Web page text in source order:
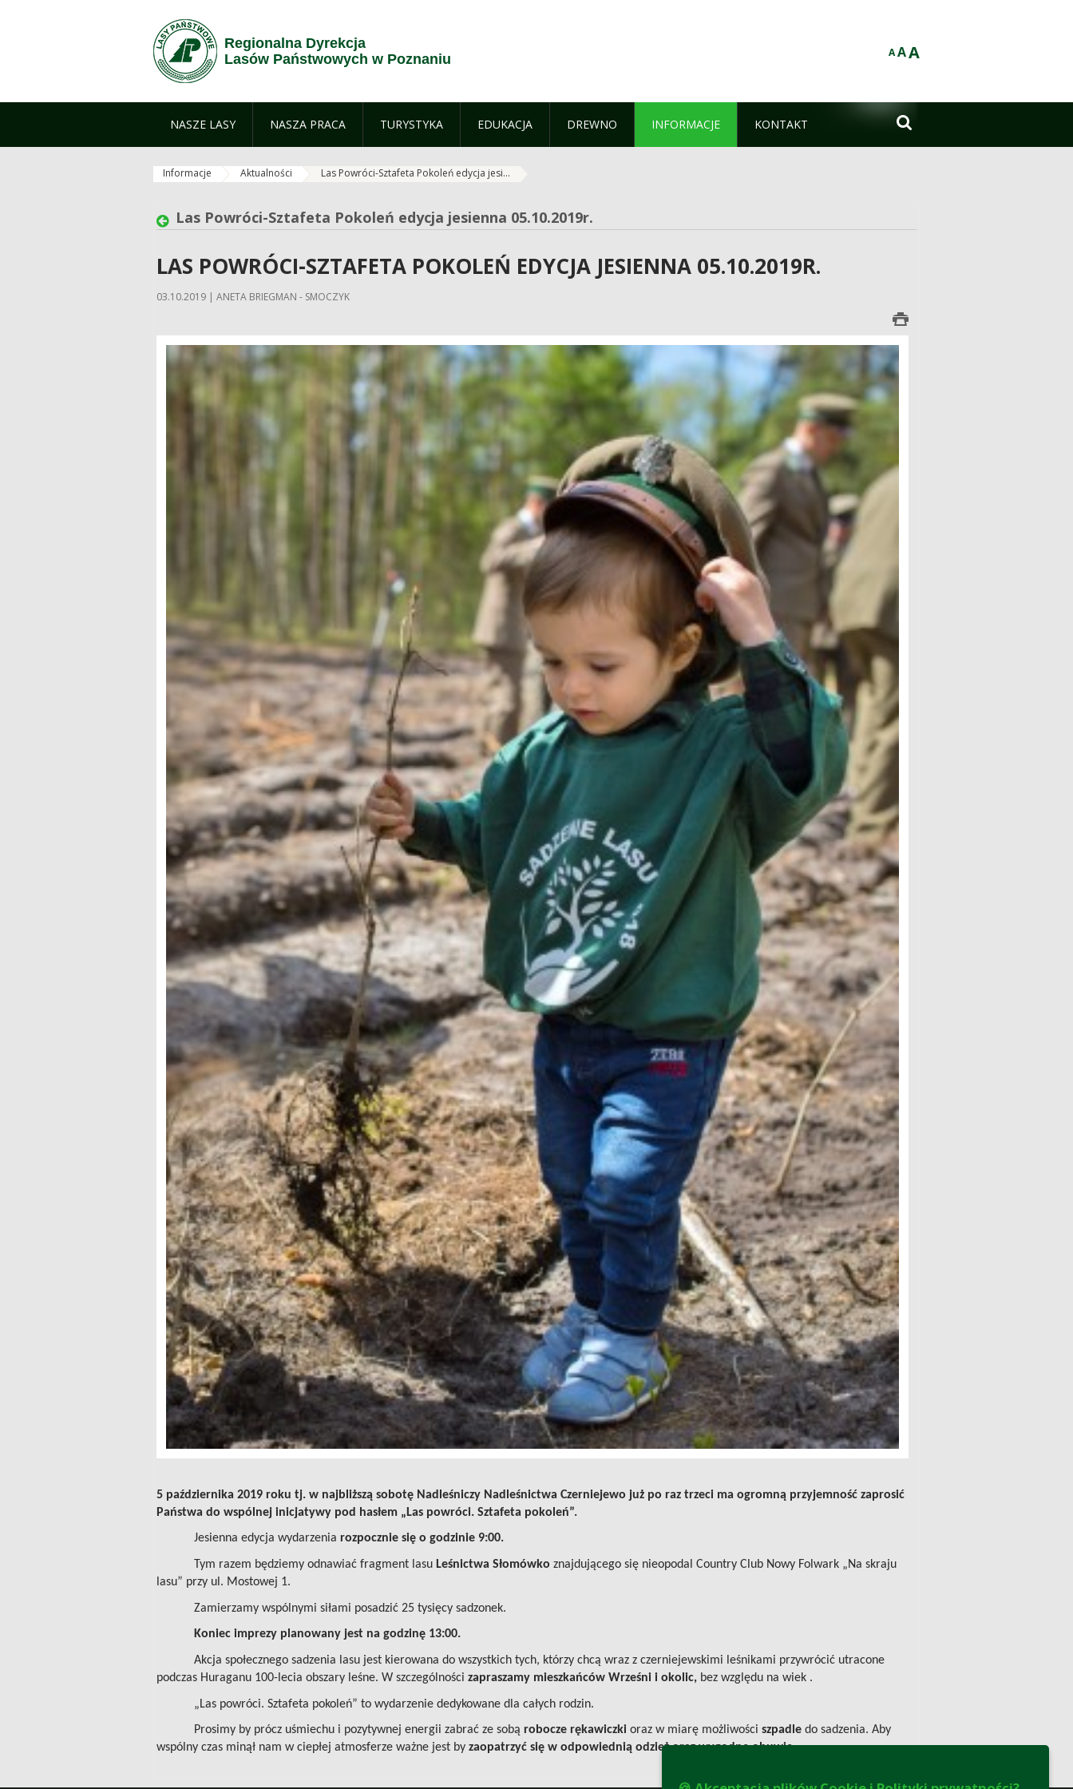
Regionalna Dyrekcja
Lasów Państwowych w Poznaniu
AAA
NASZE LASY NASZA PRACA TURYSTYKA EDUKACJA DREWNO INFORMACJE KONTAKT 
Informacje Aktualności Las Powróci-Sztafeta Pokoleń edycja jesi...
Las Powróci-Sztafeta Pokoleń edycja jesienna 05.10.2019r.
LAS POWRÓCI-SZTAFETA POKOLEŃ EDYCJA JESIENNA 05.10.2019R.
03.10.2019 | ANETA BRIEGMAN - SMOCZYK
5 października 2019 roku tj. w najbliższą sobotę Nadleśniczy Nadleśnictwa Czerniejewo już po raz trzeci ma ogromną przyjemność zaprosić
Państwa do wspólnej inicjatywy pod hasłem „Las powróci. Sztafeta pokoleń”.
Jesienna edycja wydarzeniarozpocznie się o godzinie 9:00.
Tym razem będziemy odnawiać fragment lasu Leśnictwa Słomówkoznajdującego się nieopodal Country Club Nowy Folwark „Na skraju
lasu” przy ul. Mostowej 1.
Zamierzamy wspólnymi siłami posadzić 25 tysięcy sadzonek.
Koniec imprezy planowany jest na godzinę 13:00.
Akcja społecznego sadzenia lasu jest kierowana do wszystkich tych, którzy chcą wraz z czerniejewskimi leśnikami przywrócić utracone
podczas Huraganu 100-lecia obszary leśne. W szczególności zapraszamy mieszkańców Wrześni i okolic, bez względu na wiek .
„Las powróci. Sztafeta pokoleń” to wydarzenie dedykowane dla całych rodzin.
Prosimy by prócz uśmiechu i pozytywnej energii zabrać ze sobąrobocze rękawiczki oraz w miarę możliwościszpadle do sadzenia. Aby
wspólny czas minął nam w ciepłej atmosferze ważne jest by zaopatrzyć się w odpowiednią odzież oraz wygodne obuwie.